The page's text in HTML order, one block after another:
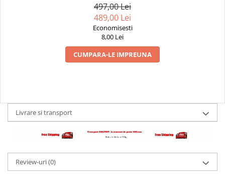
497,00 Lei
489,00 Lei
Economisesti
8,00 Lei
CUMPARA-LE IMPREUNA
Livrare si transport
Review-uri(0)